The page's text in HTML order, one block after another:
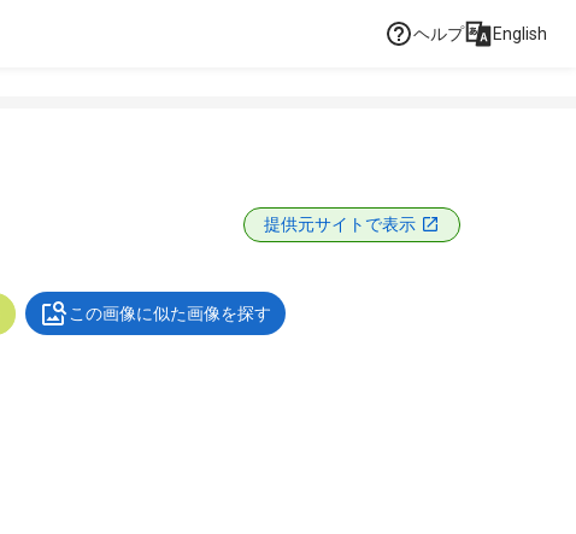
ヘルプ English
提供元サイトで表示
この画像に似た画像を探す